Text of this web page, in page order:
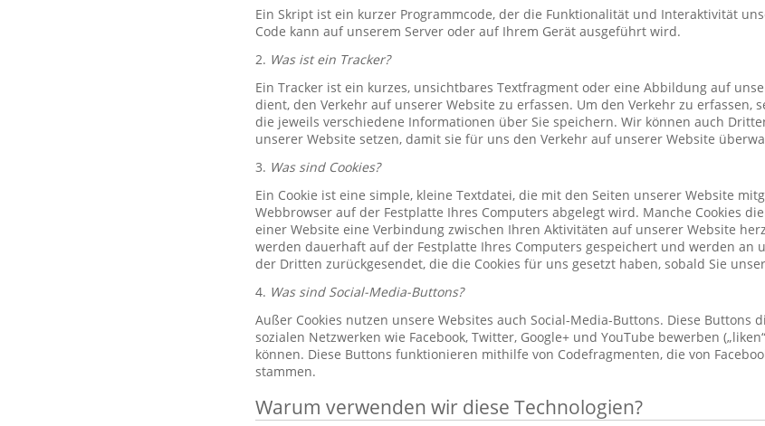
Ein Skript ist ein kurzer Programmcode, der die Funktionalität und Interaktivität
Code kann auf unserem Server oder auf Ihrem Gerät ausgeführt wird.
2. Was ist ein Tracker?
Ein Tracker ist ein kurzes, unsichtbares Textfragment oder eine Abbildung auf
dient, den Verkehr auf unserer Website zu erfassen. Um den Verkehr zu erfassen,
die jeweils verschiedene Informationen über Sie speichern. Wir können auch
unserer Website setzen, damit sie für uns den Verkehr auf unserer Website
3. Was sind Cookies?
Ein Cookie ist eine simple, kleine Textdatei, die mit den Seiten unserer Website
Webbrowser auf der Festplatte Ihres Computers abgelegt wird. Manche Cookies
einer Website eine Verbindung zwischen Ihren Aktivitäten auf unserer Website
werden dauerhaft auf der Festplatte Ihres Computers gespeichert und werden an
der Dritten zurückgesendet, die die Cookies für uns gesetzt haben, sobald Sie
4. Was sind Social-Media-Buttons?
Außer Cookies nutzen unsere Websites auch Social-Media-Buttons. Diese Buttons
sozialen Netzwerken wie Facebook, Twitter, Google+ und YouTube bewerben
können. Diese Buttons funktionieren mithilfe von Codefragmenten, die von
stammen.
Warum verwenden wir diese Technologien?